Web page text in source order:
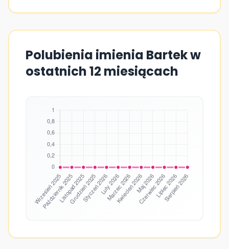
Polubienia imienia Bartek w
ostatnich 12 miesiącach